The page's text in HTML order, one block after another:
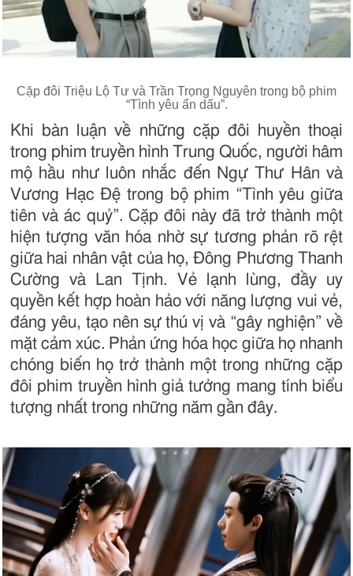
Cặp đôi Triệu Lộ Tư và Trần Trọng Nguyên trong bộ phim
“Tình yêu ẩn dấu”.
Khi bàn luận về những cặp đôi huyền thoại
trong phim truyền hình Trung Quốc, người hâm
mộ hầu như luôn nhắc đến Ngự Thư Hân và
Vương Hạc Đệ trong bộ phim “Tình yêu giữa
tiên và ác quỷ”. Cặp đôi này đã trở thành một
hiện tượng văn hóa nhờ sự tương phản rõ rệt
giữa hai nhân vật của họ, Đông Phương Thanh
Cường và Lan Tịnh. Vẻ lạnh lùng, đầy uy
quyền kết hợp hoàn hảo với năng lượng vui vẻ,
đáng yêu, tạo nên sự thú vị và “gây nghiện” về
mặt cảm xúc. Phản ứng hóa học giữa họ nhanh
chóng biến họ trở thành một trong những cặp
đôi phim truyền hình giả tưởng mang tính biểu
tượng nhất trong những năm gần đây.